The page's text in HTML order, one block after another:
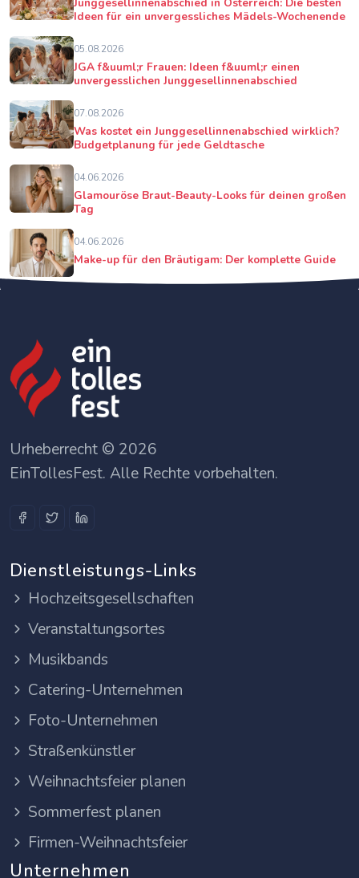
Junggesellinnenabschied in Österreich: Die besten
Ideen für ein unvergessliches Mädels-Wochenende
05.08.2026
JGA f&uuml;r Frauen: Ideen f&uuml;r einen
unvergesslichen Junggesellinnenabschied
07.08.2026
Was kostet ein Junggesellinnenabschied wirklich?
Budgetplanung für jede Geldtasche
04.06.2026
Glamouröse Braut-Beauty-Looks für deinen großen
Tag
04.06.2026
Make-up für den Bräutigam: Der komplette Guide
Urheberrecht © 2026
EinTollesFest. Alle Rechte vorbehalten.
Dienstleistungs-Links
Hochzeitsgesellschaften
Veranstaltungsortes
Musikbands
Catering-Unternehmen
Foto-Unternehmen
Straßenkünstler
Weihnachtsfeier planen
Sommerfest planen
Firmen-Weihnachtsfeier
Unternehmen